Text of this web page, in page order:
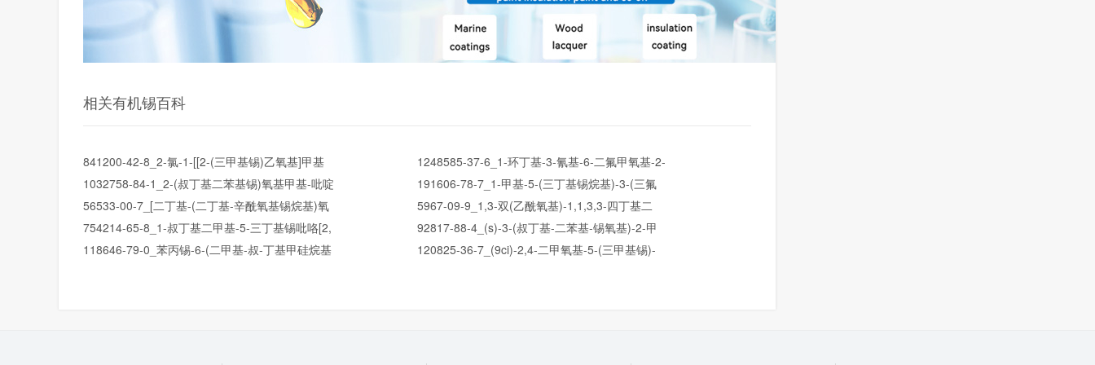
相关有机锡百科
841200-42-8_2-氯-1-[[2-(三甲基锡)乙氧基]甲基
1248585-37-6_1-环丁基-3-氰基-6-二氟甲氧基-2-
1032758-84-1_2-(叔丁基二苯基锡)氧基甲基-吡啶
191606-78-7_1-甲基-5-(三丁基锡烷基)-3-(三氟
56533-00-7_[二丁基-(二丁基-辛酰氧基锡烷基)氧
5967-09-9_1,3-双(乙酰氧基)-1,1,3,3-四丁基二
754214-65-8_1-叔丁基二甲基-5-三丁基锡吡咯[2,
92817-88-4_(s)-3-(叔丁基-二苯基-锡氧基)-2-甲
118646-79-0_苯丙锡-6-(二甲基-叔-丁基甲硅烷基
120825-36-7_(9ci)-2,4-二甲氧基-5-(三甲基锡)-